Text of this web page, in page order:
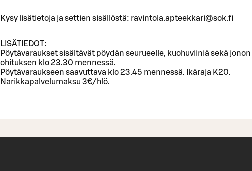
Kysy lisätietoja ja settien sisällöstä: ravintola.apteekkari@sok.fi
LISÄTIEDOT:
Pöytävaraukset sisältävät pöydän seurueelle, kuohuviiniä sekä jonon
ohituksen klo 23.30 mennessä.
Pöytävaraukseen saavuttava klo 23.45 mennessä. Ikäraja K20.
Narikkapalvelumaksu 3€/hlö.